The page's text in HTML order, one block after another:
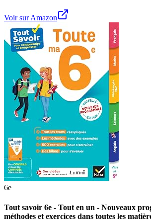
Voir sur Amazon
6e
Tout savoir 6e - Tout en un - Nouveaux
méthodes et exercices dans toutes les